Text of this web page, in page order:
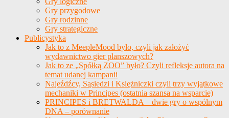
Gry przygodowe
Gry rodzinne
Gry strategiczne
Publicystyka
Jak to z MeepleMood było, czyli jak założyć
wydawnictwo gier planszowych?
Jak to ze „Spółką ZOO” było? Czyli refleksje autora na
temat udanej kampanii
Najeźdźcy, Sąsiedzi i Księżniczki czyli trzy wyjątkowe
mechaniki w Principes (ostatnia szansa na wsparcie)
PRINCIPES i BRETWALDA – dwie gry o wspólnym
DNA – porównanie